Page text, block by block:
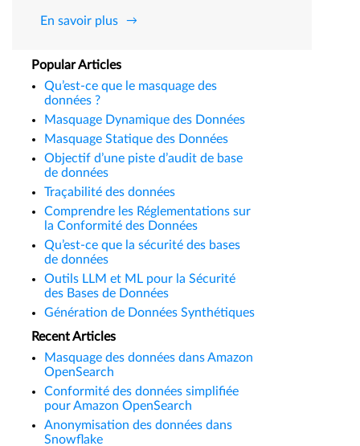
En savoir plus
Popular Articles
Qu’est-ce que le masquage des
données ?
Masquage Dynamique des Données
Masquage Statique des Données
Objectif d’une piste d’audit de base
de données
Traçabilité des données
Comprendre les Réglementations sur
la Conformité des Données
Qu’est-ce que la sécurité des bases
de données
Outils LLM et ML pour la Sécurité
des Bases de Données
Génération de Données Synthétiques
Recent Articles
Masquage des données dans Amazon
OpenSearch
Conformité des données simplifiée
pour Amazon OpenSearch
Anonymisation des données dans
Snowflake